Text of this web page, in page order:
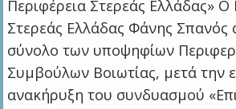
Περιφέρεια Στερεάς Ελλάδας» Ο
Στερεάς Ελλάδας Φάνης Σπανός
σύνολο των υποψηφίων
Συμβούλων Βοιωτίας, μετά την
ανακήρυξη του συνδυασμού